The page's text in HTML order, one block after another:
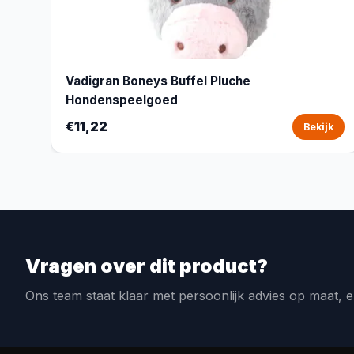
Vadigran Boneys Buffel Pluche
Hondenspeelgoed
€11,22 Bekijk
Vragen over dit product?
Ons team staat klaar met persoonlijk advies op maat,